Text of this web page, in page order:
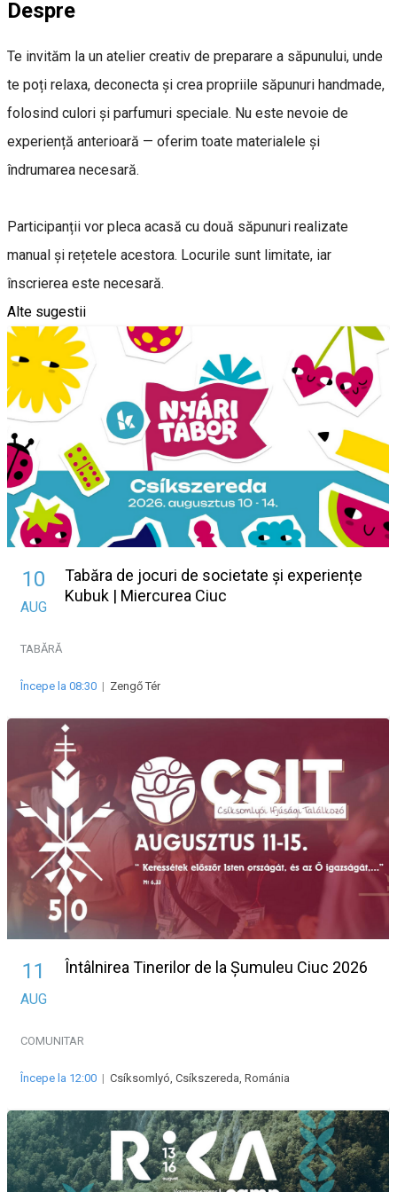
Despre
Te invităm la un atelier creativ de preparare a săpunului, unde
te poți relaxa, deconecta și crea propriile săpunuri handmade,
folosind culori și parfumuri speciale. Nu este nevoie de
experiență anterioară — oferim toate materialele și
îndrumarea necesară.
Participanții vor pleca acasă cu două săpunuri realizate
manual și rețetele acestora. Locurile sunt limitate, iar
înscrierea este necesară.
Alte sugestii
10
AUG
Tabăra de jocuri de societate și experiențe
Kubuk | Miercurea Ciuc
TABĂRĂ
Începe la 08:30 | Zengő Tér
11
AUG
Întâlnirea Tinerilor de la Șumuleu Ciuc 2026
COMUNITAR
Începe la 12:00 | Csíksomlyó, Csíkszereda, Románia